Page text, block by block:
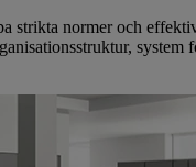
strikta normer och